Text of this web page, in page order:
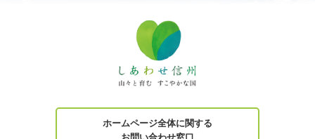
ホームページ全体に関する
お問い合わせ窓口